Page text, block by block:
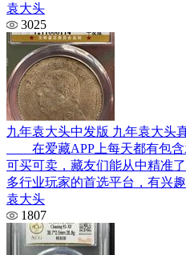
袁大头
3025
九年袁大头中发版 九年袁大头
在爱藏APP上每天都有包含
可买可卖，藏友们能从中精准
多行业玩家的首选平台，有兴
袁大头
1807